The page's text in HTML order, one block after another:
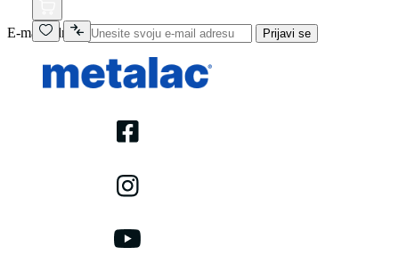
E-mail adresa Prijavi se